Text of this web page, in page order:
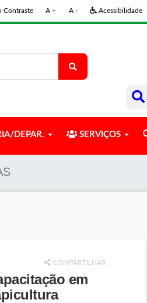
Contraste A + A - Acessibilidade
DEPAR. SERVIÇOS
COMPARTILHAR
em